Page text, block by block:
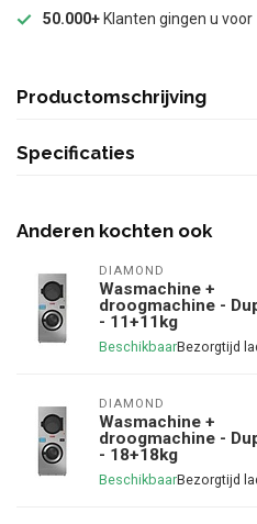
50.000+ Klanten gingen u voor
Productomschrijving
Specificaties
Anderen kochten ook
DIAMOND
Wasmachine +
droogmachine -
- 11+11kg
Beschikbaar
DIAMOND
Wasmachine +
droogmachine -
- 18+18kg
Beschikbaar